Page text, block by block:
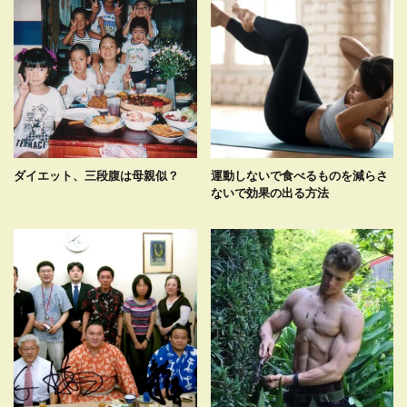
ダイエット、三段腹は母親似？
運動しないで食べるものを減らさ
ないで効果の出る方法